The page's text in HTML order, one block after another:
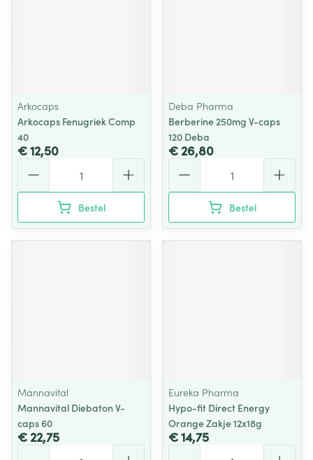
Arkocaps
Arkocaps Fenugriek Comp
40
€ 12,50
Bestel
Deba Pharma
Berberine 250mg V-caps
120 Deba
€ 26,80
Bestel
Mannavital
Mannavital Diebaton V-
caps 60
€ 22,75
Eureka Pharma
Hypo-fit Direct Energy
Orange Zakje 12x18g
€ 14,75